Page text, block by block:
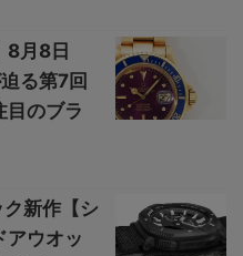
8月8日
る第7回
目のブラ
ク新作【シ
アウオッ